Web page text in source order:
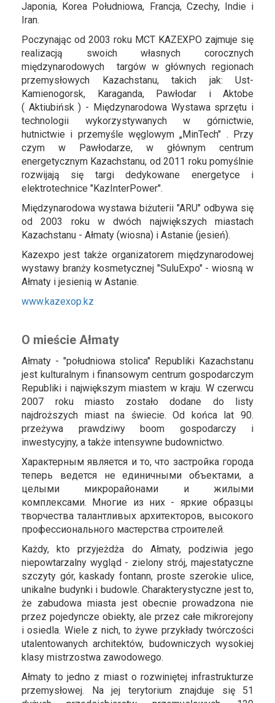
Japonia, Korea Południowa, Francja, Czechy, Indie i
Iran.
Poczynając od 2003 roku MCT KAZEXPO zajmuje się
realizacją swoich własnych corocznych
międzynarodowych targów w głównych regionach
przemysłowych Kazachstanu, takich jak: Ust-
Kamienogorsk, Karaganda, Pawłodar i Aktobe
( Aktiubińsk ) - Międzynarodowa Wystawa sprzętu i
technologii wykorzystywanych w górnictwie,
hutnictwie i przemyśle węglowym „MinTech" . Przy
czym w Pawłodarze, w głównym centrum
energetycznym Kazachstanu, od 2011 roku pomyślnie
rozwijają się targi dedykowane energetyce i
elektrotechnice "KazInterPower".
Międzynarodowa wystawa biżuterii "ARU" odbywa się
od 2003 roku w dwóch największych miastach
Kazachstanu - Ałmaty (wiosna) i Astanie (jesień).
Kazexpo jest także organizatorem międzynarodowej
wystawy branży kosmetycznej "SuluExpo" - wiosną w
Ałmaty i jesienią w Astanie.
www.kazexop.kz
O mieście Ałmaty
Ałmaty - "południowa stolica" Republiki Kazachstanu
jest kulturalnym i finansowym centrum gospodarczym
Republiki i największym miastem w kraju. W czerwcu
2007 roku miasto zostało dodane do listy
najdroższych miast na świecie. Od końca lat 90.
przeżywa prawdziwy boom gospodarczy i
inwestycyjny, a także intensywne budownictwo.
Характерным является и то, что застройка города
теперь ведется не единичными объектами, а
целыми микрорайонами и жилыми
комплексами. Многие из них - яркие образцы
творчества талантливых архитекторов, высокого
профессионального мастерства строителей.
Każdy, kto przyjeżdża do Ałmaty, podziwia jego
niepowtarzalny wygląd - zielony strój, majestatyczne
szczyty gór, kaskady fontann, proste szerokie ulice,
unikalne budynki i budowle. Charakterystyczne jest to,
że zabudowa miasta jest obecnie prowadzona nie
przez pojedyncze obiekty, ale przez całe mikrorejony
i osiedla. Wiele z nich, to żywe przykłady twórczości
utalentowanych architektów, budowniczych wysokiej
klasy mistrzostwa zawodowego.
Ałmaty to jedno z miast o rozwiniętej infrastrukturze
przemysłowej. Na jej terytorium znajduje się 51